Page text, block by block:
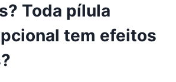
Toda pílula
tem efeitos